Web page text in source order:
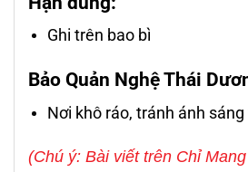
Ghi trên bao bì
Bảo Quản Nghệ Thái
Nơi khô ráo, tránh ánh
(Chú ý: Bài viết trên Chỉ